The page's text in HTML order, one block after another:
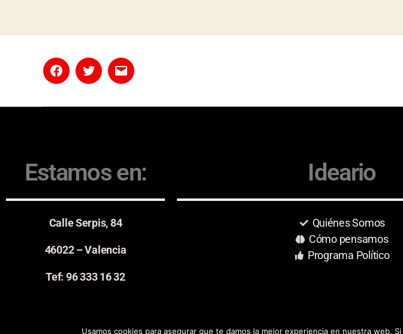
Estamos en:
Calle Serpis, 84
46022 – Valencia
Tef: 96 333 16 32
Ideario
Quiénes Somos
Cómo pensamos
Programa Político
Usamos cookies para asegurar que te damos la mejor experiencia en nuestra web.